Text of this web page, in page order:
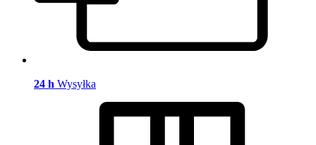
24 h Wysyłka